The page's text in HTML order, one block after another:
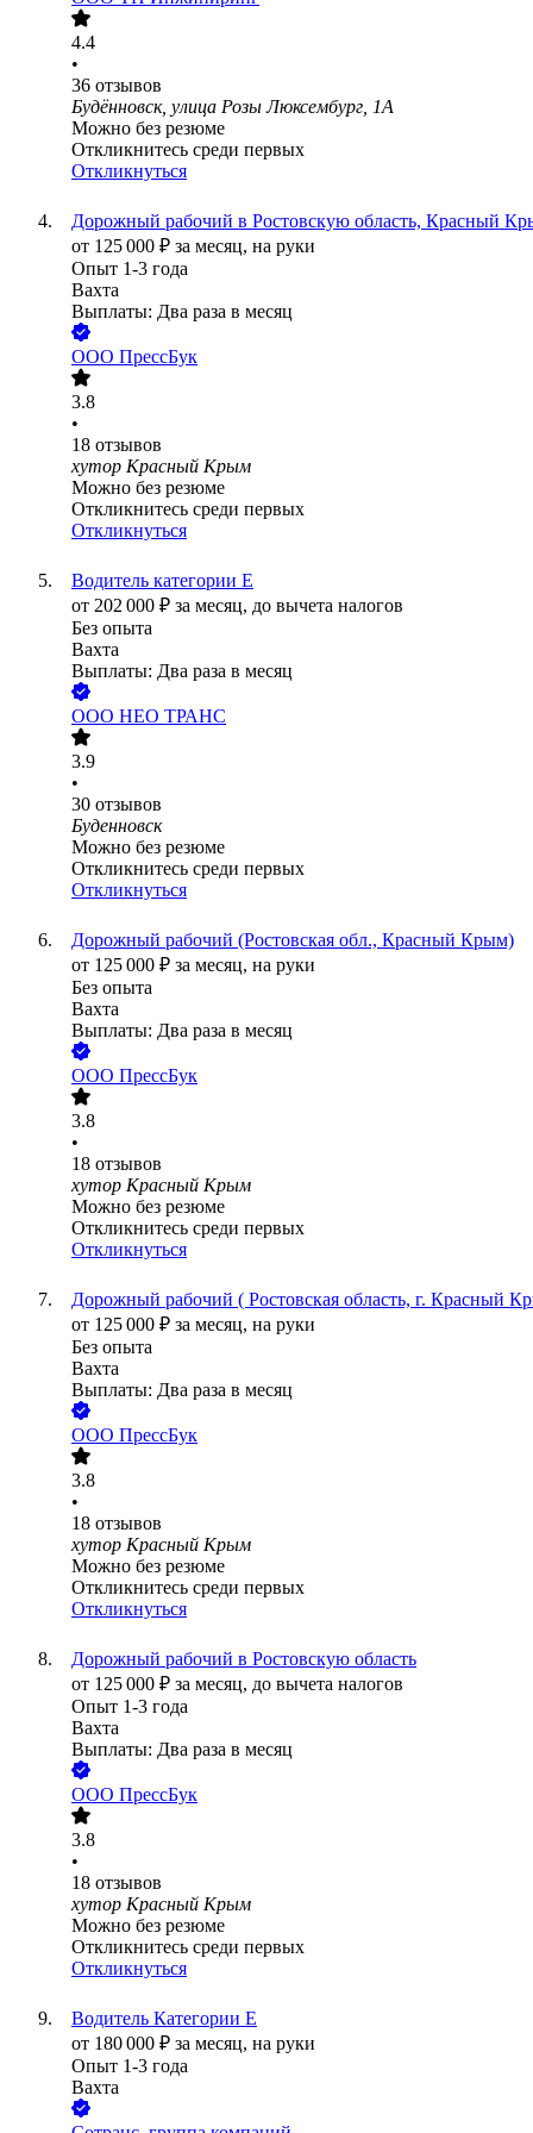
4.4
•
36 отзывов
Будённовск, улица Розы Люксембург, 1А
Можно без резюме
Откликнитесь среди первых
Откликнуться
Дорожный рабочий в Ростовскую область, Красный
от 125 000 ₽ за месяц, на руки
Опыт 1-3 года
Вахта
Выплаты: Два раза в месяц
ООО ПрессБук
3.8
•
18 отзывов
хутор Красный Крым
Можно без резюме
Откликнитесь среди первых
Откликнуться
Водитель категории Е
от 202 000 ₽ за месяц, до вычета налогов
Без опыта
Вахта
Выплаты: Два раза в месяц
ООО НЕО ТРАНС
3.9
•
30 отзывов
Буденновск
Можно без резюме
Откликнитесь среди первых
Откликнуться
Дорожный рабочий (Ростовская обл., Красный Крым)
от 125 000 ₽ за месяц, на руки
Без опыта
Вахта
Выплаты: Два раза в месяц
ООО ПрессБук
3.8
•
18 отзывов
хутор Красный Крым
Можно без резюме
Откликнитесь среди первых
Откликнуться
Дорожный рабочий ( Ростовская область, г. Красный
от 125 000 ₽ за месяц, на руки
Без опыта
Вахта
Выплаты: Два раза в месяц
ООО ПрессБук
3.8
•
18 отзывов
хутор Красный Крым
Можно без резюме
Откликнитесь среди первых
Откликнуться
Дорожный рабочий в Ростовскую область
от 125 000 ₽ за месяц, до вычета налогов
Опыт 1-3 года
Вахта
Выплаты: Два раза в месяц
ООО ПрессБук
3.8
•
18 отзывов
хутор Красный Крым
Можно без резюме
Откликнитесь среди первых
Откликнуться
Водитель Категории Е
от 180 000 ₽ за месяц, на руки
Опыт 1-3 года
Вахта